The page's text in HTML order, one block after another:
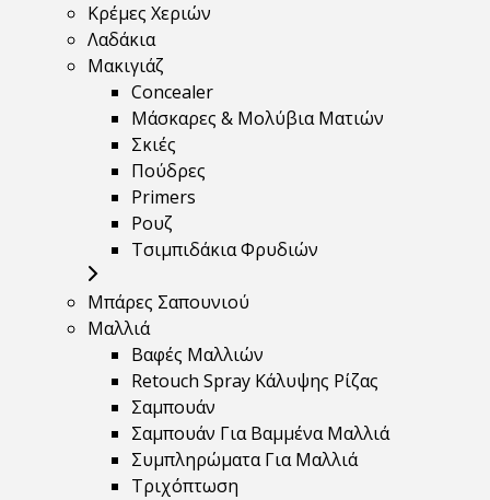
Κρέμες Χεριών
Λαδάκια
Μακιγιάζ
Concealer
Μάσκαρες & Μολύβια Ματιών
Σκιές
Πούδρες
Primers
Ρουζ
Τσιμπιδάκια Φρυδιών
Μπάρες Σαπουνιού
Μαλλιά
Βαφές Μαλλιών
Retouch Spray Κάλυψης Ρίζας
Σαμπουάν
Σαμπουάν Για Βαμμένα Μαλλιά
Συμπληρώματα Για Μαλλιά
Τριχόπτωση